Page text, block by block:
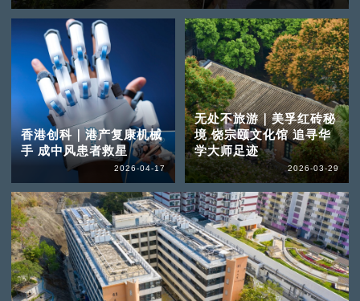
香港创科｜港产复康机械
手 成中风患者救星
2026-04-17
无处不旅游｜美孚红砖秘
境 饶宗颐文化馆 追寻华
学大师足迹
2026-03-29